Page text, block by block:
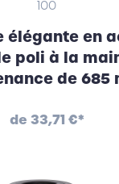
100
élégante en
poli à la
de 685
de 33,71 €*